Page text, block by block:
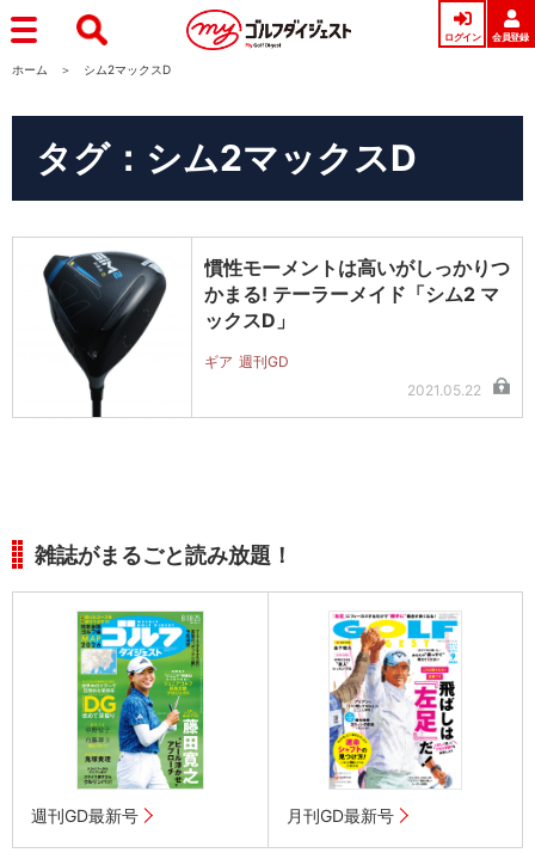
ログイン 会員登録
ホーム シム2マックスD
タグ：シム2マックスD
慣性モーメントは高いがしっかりつ
かまる! テーラーメイド「シム2 マ
ックスD」
ギア 週刊GD
2021.05.22
雑誌がまるごと読み放題！
週刊GD最新号 月刊GD最新号